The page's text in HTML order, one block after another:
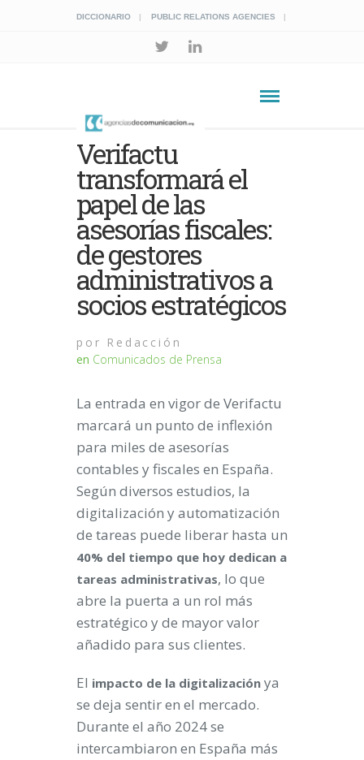
DICCIONARIO PUBLIC RELATIONS AGENCIES
Verifactu
transformará el
papel de las
asesorías fiscales:
de gestores
administrativos a
socios estratégicos
por Redacción
en Comunicados de Prensa
La entrada en vigor de Verifactu
marcará un punto de inflexión
para miles de asesorías
contables y fiscales en España.
Según diversos estudios, la
digitalización y automatización
de tareas puede liberar hasta un
40% del tiempo que hoy dedican a
tareas administrativas, lo que
abre la puerta a un rol más
estratégico y de mayor valor
añadido para sus clientes.
El impacto de la digitalización ya
se deja sentir en el mercado.
Durante el año 2024 se
intercambiaron en España más